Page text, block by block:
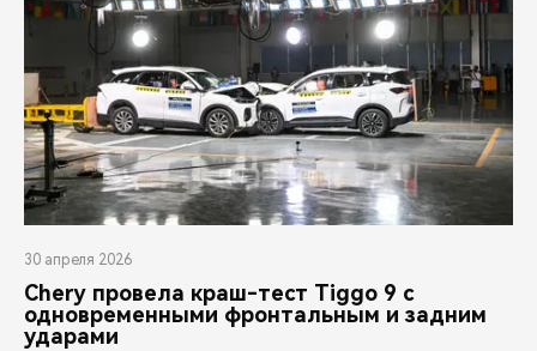
30 апреля 2026
Chery провела краш-тест Tiggo 9 с
одновременными фронтальным и задним
ударами